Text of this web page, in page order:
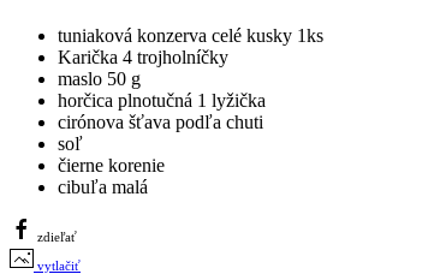
tuniaková konzerva celé kusky 1ks
Karička 4 trojholníčky
maslo 50 g
horčica plnotučná 1 lyžička
cirónova šťava podľa chuti
soľ
čierne korenie
cibuľa malá
zdieľať
vytlačiť